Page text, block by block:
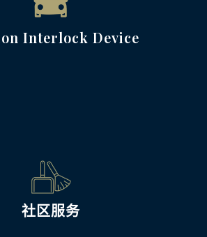
Interlock Device
社区服务